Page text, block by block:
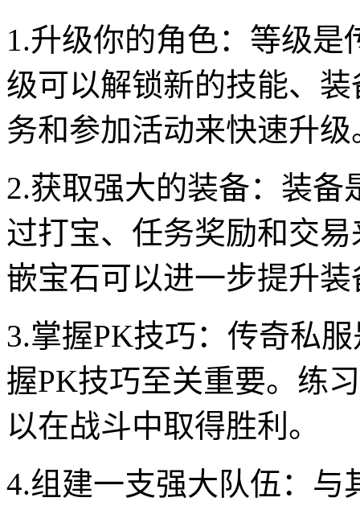
1.升级你的角色：等级
级可以解锁新的技能、
务和参加活动来快速升级
2.获取强大的装备：装
过打宝、任务奖励和交
嵌宝石可以进一步提升
3.掌握PK技巧：传奇私
握PK技巧至关重要。练
以在战斗中取得胜利。
4.组建一支强大队伍：与